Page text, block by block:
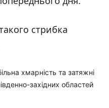
стрибка
хмарність та затяжні
західних областей